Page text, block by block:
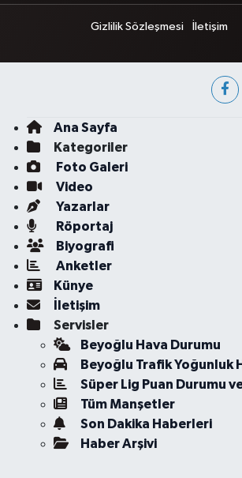
Gizlilik Sözleşmesi İletişim
Ana Sayfa
Kategoriler
Foto Galeri
Video
Yazarlar
Röportaj
Biyografi
Anketler
Künye
İletişim
Servisler
Beyoğlu Hava Durumu
Beyoğlu Trafik Yoğunluk
Süper Lig Puan Durumu
Tüm Manşetler
Son Dakika Haberleri
Haber Arşivi